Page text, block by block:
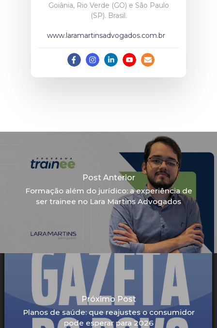
Goiânia, Rio Verde (GO) e São Paulo
(SP). Brasil.
www.laramartinsadvogados.com.br
Post Anterior
Formação além do jurídico: a experiência de
ser trainee no Lara Martins Advogados
Próximo Post
Planos de saúde: que reajustes o consumidor
pode esperar para 2026